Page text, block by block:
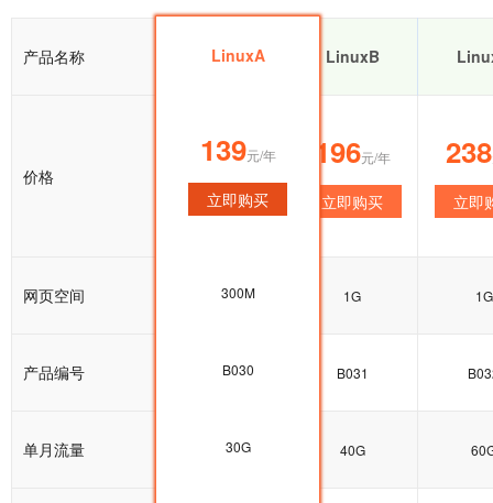
产品名称 LinuxA LinuxB
价格
139元/年
立即购买
196元/年
立即购买
238
立即
网页空间 500M 1G 1G
产品编号 B030 B031
单月流量 30G 40G
LinuxA
139元/年
立即购买
300M
B030
30G